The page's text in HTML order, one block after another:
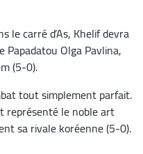
le carré d’As, Khelif devra
Papadatou Olga Pavlina,
(5-0).
tout simplement parfait.
représenté le noble art
sa rivale koréenne (5-0).